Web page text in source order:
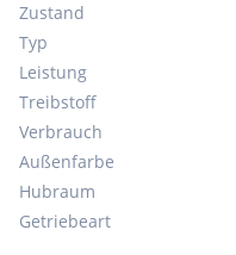
Zustand
Typ
Leistung
Treibstoff
Verbrauch
Außenfarbe
Hubraum
Getriebeart